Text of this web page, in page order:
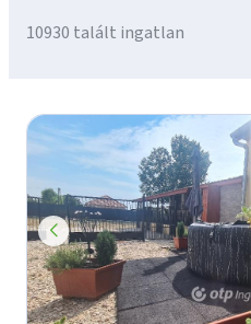
10930 talált ingatlan